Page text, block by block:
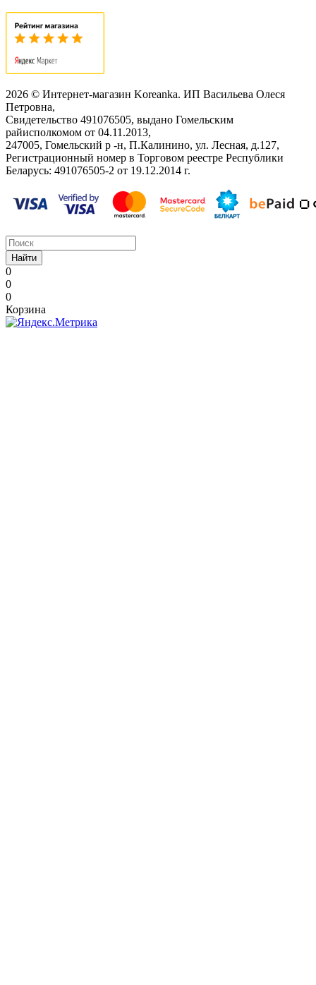
2026 © Интернет-магазин Koreanka. ИП Васильева Олеся
Петровна,
Свидетельство ‎491076505, выдано Гомельским
райисполкомом от 04.11.2013,
247005, Гомельский р -н, П.Калинино, ул. Лесная, д.127,
Регистрационный номер в Торговом реестре Республики
Беларусь: ‎491076505-2 от 19.12.2014 г.
Найти
0
0
0
Корзина